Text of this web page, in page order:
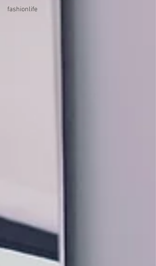
fashionlife